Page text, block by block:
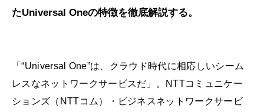
たUniversal Oneの特徴を徹底解説する。
「“Universal One”は、クラウド時代に相応しいシーム
レスなネットワークサービスだ」。NTTコミュニケー
ションズ（NTTコム）・ビジネスネットワークサービ